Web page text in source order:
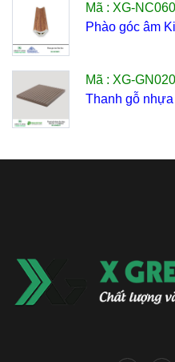
Mã : XG-
Phào góc âm
Mã : XG-
Thanh gỗ